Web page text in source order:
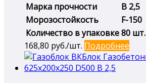
Марка прочности
B 2,5
Морозостойкость
F-150
Количество в упаковке80 шт.
168,80 руб./шт. Подробнее